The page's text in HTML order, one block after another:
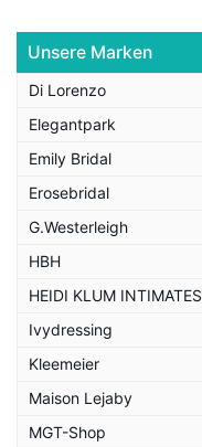
Unsere Marken
Di Lorenzo
Elegantpark
Emily Bridal
Erosebridal
G.Westerleigh
HBH
HEIDI KLUM INTIMATES
Ivydressing
Kleemeier
Maison Lejaby
MGT-Shop